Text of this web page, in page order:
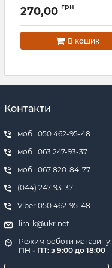
Артикул: Л13253
270,00 грн
В кошик
Контакти
моб.: 050 462-95-48
моб.: 063 247-93-37
моб.: 067 820-84-77
(044) 247-93-37
Viber 050 462-95-48
lira-k@ukr.net
Режим роботи магазину:
ПН - ПТ: з 9:00 до 18:00